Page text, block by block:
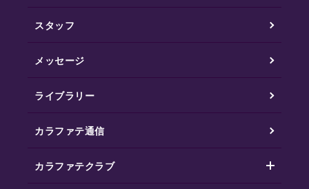
スタッフ
メッセージ
ライブラリー
カラファテ通信
カラファテクラブ